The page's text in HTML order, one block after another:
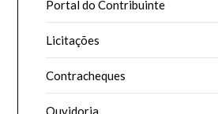
Portal do Contribuinte
Licitações
Contracheques
Ouvidoria